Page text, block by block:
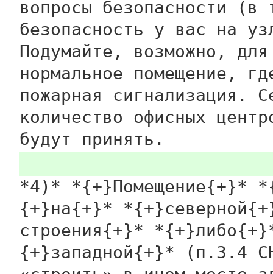
вопросы безопасности (в
безопасность у вас на
Подумайте, возможно,
нормальное помещение,
пожарная сигнализация.
количество офисных
будут принять.
*4)* *{+}Помещение{+}*
{+}на{+}*
строения{+}*
{+}западной{+}* (п.3.4